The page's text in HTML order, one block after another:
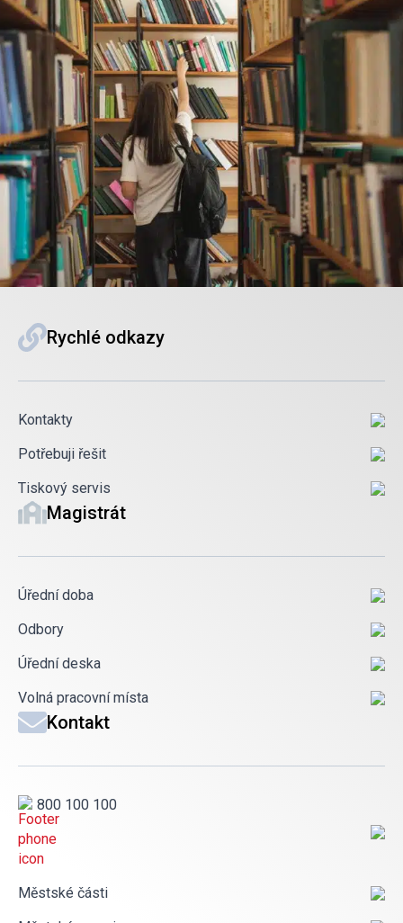
Rychlé odkazy
Kontakty
Potřebuji řešit
Tiskový servis
Magistrát
Úřední doba
Odbory
Úřední deska
Volná pracovní místa
Kontakt
800 100 100
Městské části